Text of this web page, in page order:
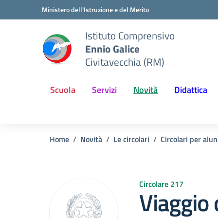
Vai ai contenuti
Vai al menu di navigazioneMinistero dell'Istruzione e del Merito
Istituto Comprensivo
Ennio Galice
Civitavecchia (RM)
Scuola Servizi Novità Didattica
Home Novità Le circolari Circolari per
Circolare 217
Viaggio